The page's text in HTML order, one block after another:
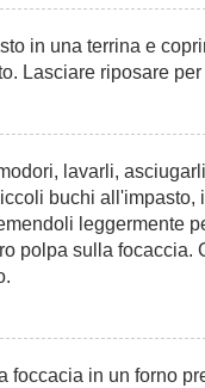
in una terrina e
Lasciare riposare
lavarli,
buchi all'impasto,
leggermente
polpa sulla focaccia.
foccacia in un forno